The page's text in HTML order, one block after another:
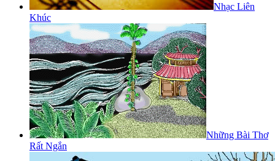
Nhạc Liên
Khúc
Những Bài Thơ
Rất Ngắn